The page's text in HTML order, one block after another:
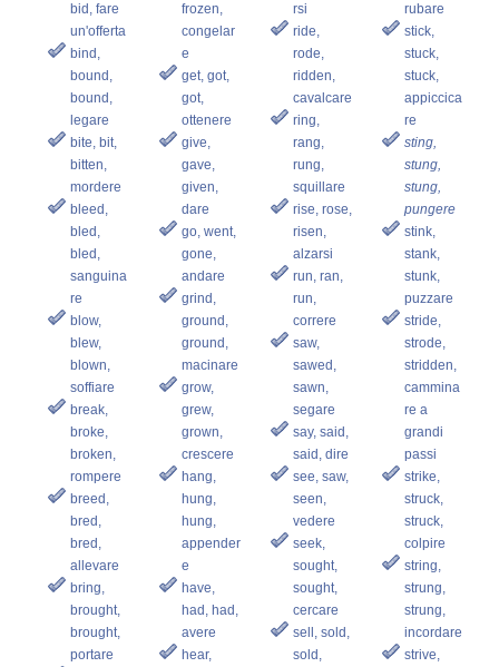
bid, fare
un'offerta
bind,
bound,
bound,
legare
bite, bit,
bitten,
mordere
bleed,
bled,
bled,
sanguina
re
blow,
blew,
blown,
soffiare
break,
broke,
broken,
rompere
breed,
bred,
bred,
allevare
bring,
brought,
brought,
portare
frozen,
congelar
e
get, got,
got,
ottenere
give,
gave,
given,
dare
go, went,
gone,
andare
grind,
ground,
ground,
macinare
grow,
grew,
grown,
crescere
hang,
hung,
hung,
appender
e
have,
had, had,
avere
hear,
rsi
ride,
rode,
ridden,
cavalcare
ring,
rang,
rung,
squillare
rise, rose,
risen,
alzarsi
run, ran,
run,
correre
saw,
sawed,
sawn,
segare
say, said,
said, dire
see, saw,
seen,
vedere
seek,
sought,
sought,
cercare
sell, sold,
sold,
rubare
stick,
stuck,
stuck,
appiccica
re
sting,
stung,
stung,
pungere
stink,
stank,
stunk,
puzzare
stride,
strode,
stridden,
cammina
re a
grandi
passi
strike,
struck,
struck,
colpire
string,
strung,
strung,
incordare
strive,